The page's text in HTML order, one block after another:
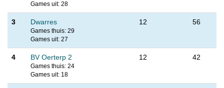
Games uit: 28
3 Dwarres
Games thuis: 29
Games uit: 27
12 56
4 BV Oerterp 2
Games thuis: 24
Games uit: 18
12 42